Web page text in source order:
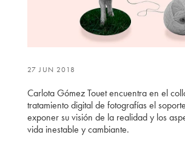
27 JUN 2018
Carlota Gómez Touet encuentra en el
tratamiento digital de fotografías el
exponer su visión de la realidad y los
vida inestable y cambiante.